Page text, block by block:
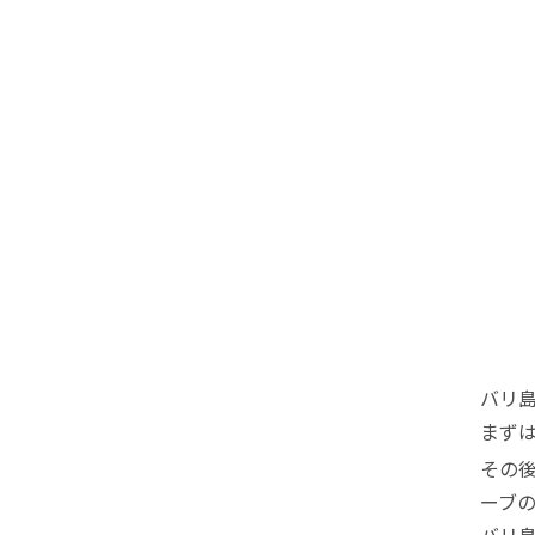
バリ
まず
その
ーブ